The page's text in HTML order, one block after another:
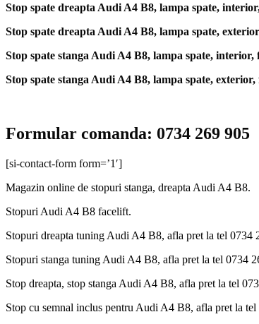
Stop spate dreapta Audi A4 B8, lampa spate,
Stop spate dreapta Audi A4 B8, lampa spate,
Stop spate stanga Audi A4 B8, lampa spate,
Stop spate stanga Audi A4 B8, lampa spate,
Formular comanda: 0734 269 905
[si-contact-form form=’1′]
Magazin online de stopuri stanga, dreapta Audi A4 B8.
Stopuri Audi A4 B8 facelift.
Stopuri dreapta tuning Audi A4 B8, afla pret la tel 0734
Stopuri stanga tuning Audi A4 B8, afla pret la tel 0734
Stop dreapta, stop stanga Audi A4 B8, afla pret la tel
Stop cu semnal inclus pentru Audi A4 B8, afla pret la